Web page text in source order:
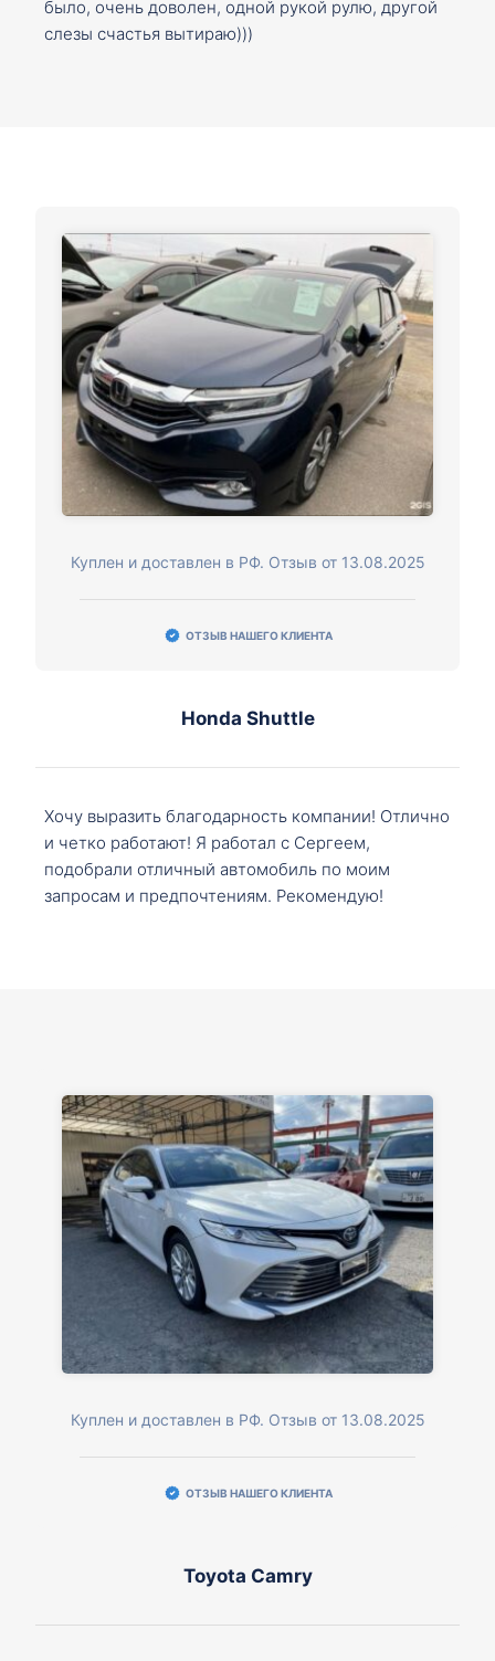
было, очень доволен, одной рукой рулю, другой
слезы счастья вытираю)))
Куплен и доставлен в РФ. Отзыв от 13.08.2025
ОТЗЫВ НАШЕГО КЛИЕНТА
Honda Shuttle
Хочу выразить благодарность компании! Отлично
и четко работают! Я работал с Сергеем,
подобрали отличный автомобиль по моим
запросам и предпочтениям. Рекомендую!
Куплен и доставлен в РФ. Отзыв от 13.08.2025
ОТЗЫВ НАШЕГО КЛИЕНТА
Toyota Camry